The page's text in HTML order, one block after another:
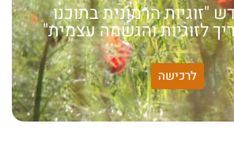
"זוגיות הרמונית בתוכנו
לזוגיות והגשמה עצמית"
לרכישה
שלי: